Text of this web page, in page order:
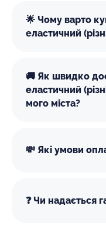
🌟 Чому варто
еластичний
🚚 Як швидко
еластичний
мого міста?
💸 Які умови
❓ Чи надається